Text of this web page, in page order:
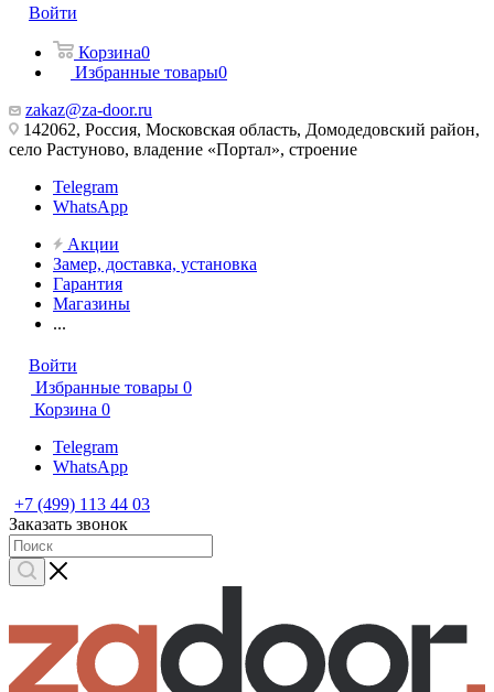
Войти
Корзина0
Избранные товары0
zakaz@za-door.ru
142062, Россия, Московская область, Домодедовский район,
село Растуново, владение «Портал», строение
Telegram
WhatsApp
Акции
Замер, доставка, установка
Гарантия
Магазины
...
Войти
Избранные товары 0
Корзина 0
Telegram
WhatsApp
+7 (499) 113 44 03
Заказать звонок